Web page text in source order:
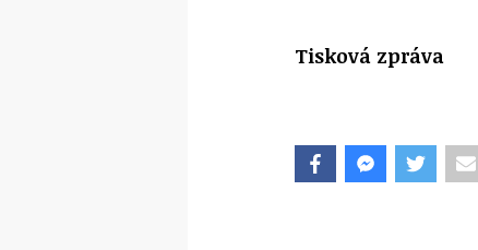
Tisková zpráva